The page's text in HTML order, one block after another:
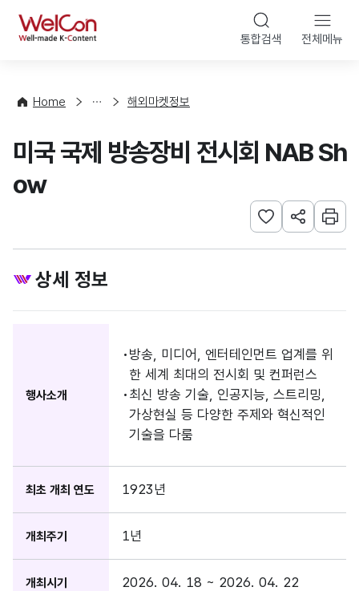
WelCon 통합검색 전체메뉴
Home
사
청
해외마켓정보
미국 국제 방송장비 전시회 NAB Sh
ow
관심사 등록하기
URL 공유하
인쇄
상세 정보
행사소개
방송, 미디어, 엔터테인먼트 업계를 위
한 세계 최대의 전시회 및 컨퍼런스
최신 방송 기술, 인공지능, 스트리밍,
가상현실 등 다양한 주제와 혁신적인
기술을 다룸
최초 개최 연도 1923년
개최주기 1년
개최시기 2026. 04. 18 ~ 2026. 04. 22